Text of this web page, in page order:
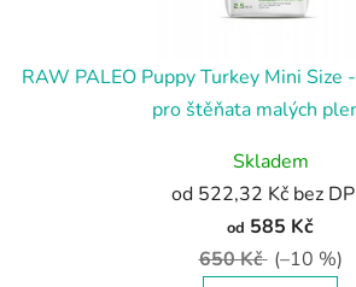
RAW PALEO Puppy Turkey Mini Size
pro štěňata malých
Skladem
od 522,32 Kč bez
od 585 Kč
650 Kč (–10 %)